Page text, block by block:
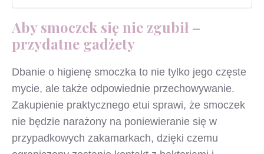
Aby smoczek się nie zgubił –
przydatne gadżety
Dbanie o higienę smoczka to nie tylko jego częste
mycie, ale także odpowiednie przechowywanie.
Zakupienie praktycznego etui sprawi, że smoczek
nie będzie narażony na poniewieranie się w
przypadkowych zakamarkach, dzięki czemu